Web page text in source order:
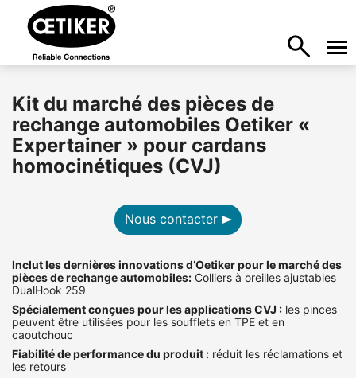
Kit du marché des pièces de
rechange automobiles Oetiker «
Expertainer » pour cardans
homocinétiques (CVJ)
Nous contacter
Inclut les dernières innovations d’Oetiker pour le marché des
pièces de rechange automobiles: Colliers à oreilles ajustables
DualHook 259
Spécialement conçues pour les applications CVJ : les pinces
peuvent être utilisées pour les soufflets en TPE et en
caoutchouc
Fiabilité de performance du produit : réduit les réclamations et
les retours